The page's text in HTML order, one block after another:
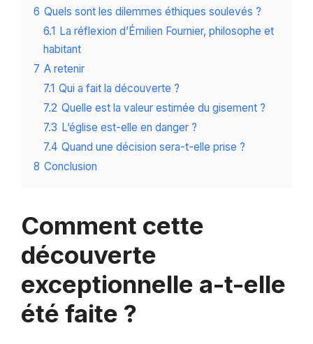
6 Quels sont les dilemmes éthiques soulevés ?
6.1 La réflexion d’Émilien Fournier, philosophe et
habitant
7 A retenir
7.1 Qui a fait la découverte ?
7.2 Quelle est la valeur estimée du gisement ?
7.3 L’église est-elle en danger ?
7.4 Quand une décision sera-t-elle prise ?
8 Conclusion
Comment cette
découverte
exceptionnelle a-t-elle
été faite ?